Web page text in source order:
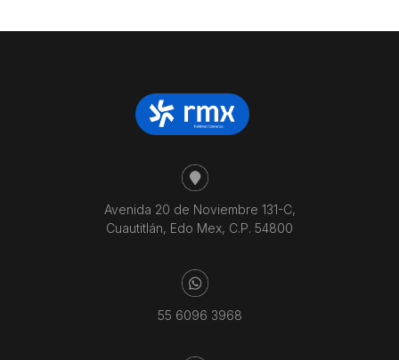
Avenida 20 de Noviembre 131-C,
Cuautitlán, Edo Mex, C.P. 54800
55 6096 3968